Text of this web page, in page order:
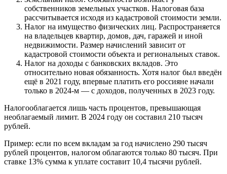
собственников земельных участков. Налоговая база
рассчитывается исходя из кадастровой стоимости земли.
Налог на имущество физических лиц. Распространяется
на владельцев квартир, домов, дач, гаражей и иной
недвижимости. Размер начислений зависит от
кадастровой стоимости объекта и региональных ставок.
Налог на доходы с банковских вкладов. Это
относительно новая обязанность. Хотя налог был введён
ещё в 2021 году, впервые платить его россияне начали
только в 2024-м — с доходов, полученных в 2023 году.
Налогооблагается лишь часть процентов, превышающая
необлагаемый лимит. В 2024 году он составил 210 тысяч
рублей.
Пример: если по всем вкладам за год начислено 290 тысяч
рублей процентов, налогом облагаются только 80 тысяч. При
ставке 13% сумма к уплате составит 10,4 тысячи рублей.